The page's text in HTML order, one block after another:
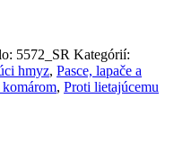
5572_SR Kategórií:
hmyz, Pasce, lapače a
, Proti lietajúcemu